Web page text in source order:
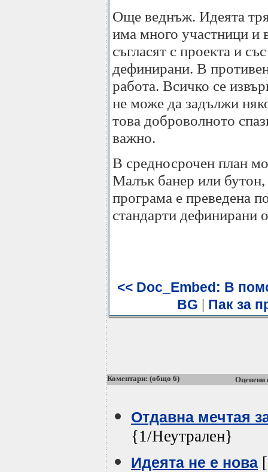
Още веднъж. Идеята
има много участници и
съгласят с проекта и
дефинирани. В
работа. Всичко се
не може да задължи
това доброволното
важно.
В средносрочен план
Малък банер или бутон,
програма е преведена
стандарти дефинирани
<< Doc_Embed: В
BG | Пак за
Коментари: (общо 6) Оценени
Отдавна мечтая
{1/Неутрален}
Идеята не е нова